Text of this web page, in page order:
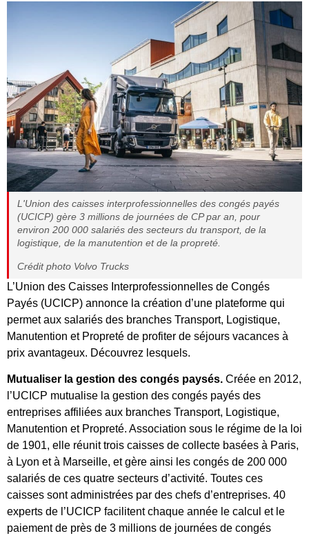
L'Union des caisses interprofessionnelles des congés payés
(UCICP) gère 3 millions de journées de CP par an, pour
environ 200 000 salariés des secteurs du transport, de la
logistique, de la manutention et de la propreté.
Crédit photo Volvo Trucks
L’Union des Caisses Interprofessionnelles de Congés
Payés (UCICP) annonce la création d’une plateforme qui
permet aux salariés des branches Transport, Logistique,
Manutention et Propreté de profiter de séjours vacances à
prix avantageux. Découvrez lesquels.
Mutualiser la gestion des congés paysés. Créée en 2012,
l’UCICP mutualise la gestion des congés payés des
entreprises affiliées aux branches Transport, Logistique,
Manutention et Propreté. Association sous le régime de la loi
de 1901, elle réunit trois caisses de collecte basées à Paris,
à Lyon et à Marseille, et gère ainsi les congés de 200 000
salariés de ces quatre secteurs d’activité. Toutes ces
caisses sont administrées par des chefs d’entreprises. 40
experts de l’UCICP facilitent chaque année le calcul et le
paiement de près de 3 millions de journées de congés